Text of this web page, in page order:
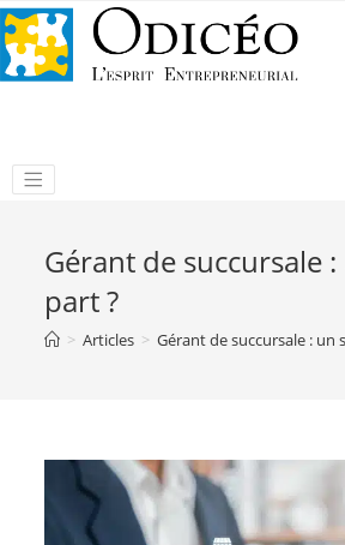
Gérant de succursale
part ?
> Articles > Gérant de succursale : un